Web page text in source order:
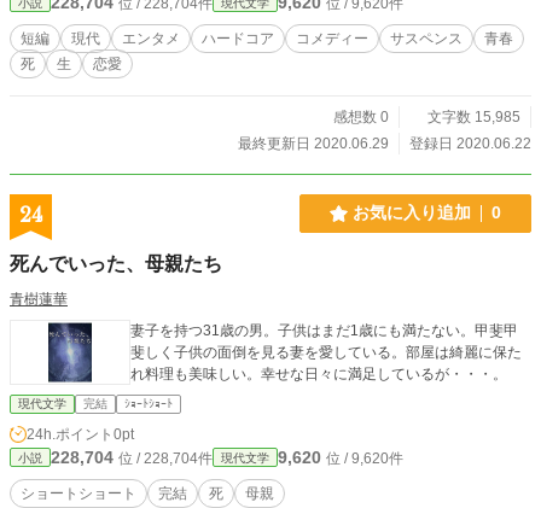
小説 位 / 228,704件 現代文学 位 / 9,620件
短編 現代 エンタメ ハードコア コメディー サスペンス
青春
死
生 恋愛
感想数 0
文字数 15,985
最終更新日 2020.06.29
登録日 2020.06.22
24 お気に入り追加 0
死んでいった、母親たち
青樹蓮華
妻子を持つ31歳の男。子供はまだ1歳にも満たない。甲斐甲
斐しく子供の面倒を見る妻を愛している。部屋は綺麗に保た
れ料理も美味しい。幸せな日々に満足しているが・・・。
現代文学 完結 ｼｮｰﾄｼｮｰﾄ
24h.ポイント 0pt
小説 228,704 位 / 228,704件 現代文学 9,620 位 / 9,620件
ショートショート 完結 死 母親